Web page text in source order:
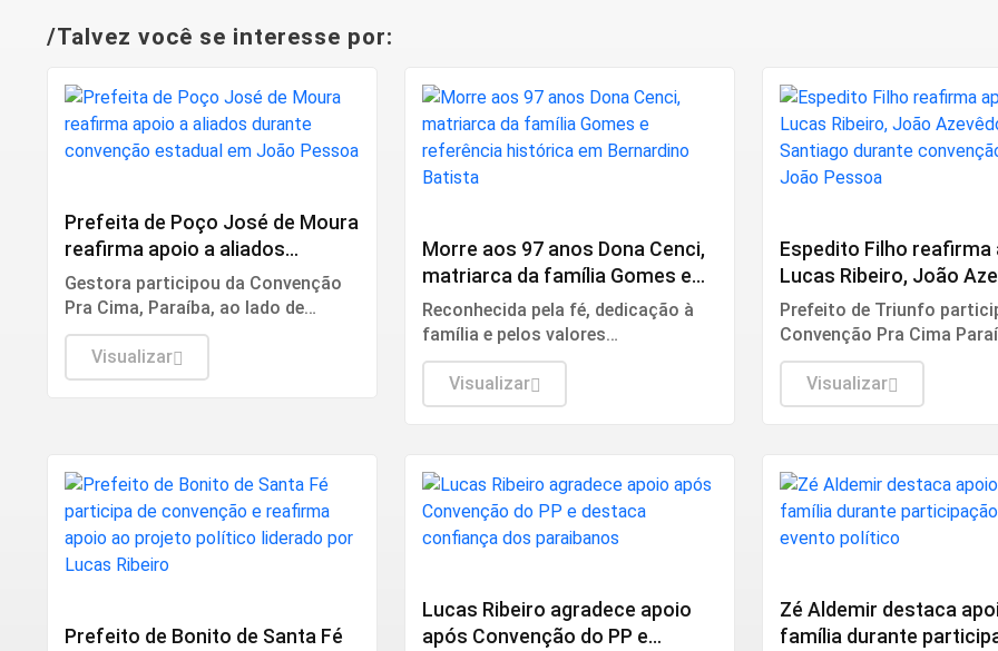
/Talvez você se interesse por:
Prefeita de Poço José de Moura
reafirma apoio a aliados
durante convenção estadual em
João Pessoa
Gestora participou da Convenção
Pra Cima, Paraíba, ao lado de
lideranças políticas e declarou
apoio às candidaturas de Lucas
Ribeiro, João Azevêdo, Wilson
Visualizar
Morre aos 97 anos Dona Cenci,
matriarca da família Gomes e
referência histórica em
Bernardino Batista
Reconhecida pela fé, dedicação à
família e pelos valores
transmitidos às gerações, Dona
Vicença Emília de Jesus foi
sepultada após missa celebrada na
Visualizar
Espedito Filho reafirma
Lucas Ribeiro, João
Wilson Santiago
convenção em João
Prefeito de Triunfo
Convenção Pra Cima
lado de vereadores e
políticas, reforçando o
alinhamento com o grupo
Visualizar
Prefeito de Bonito de Santa Fé
Lucas Ribeiro agradece apoio
após Convenção do PP e
Zé Aldemir destaca
família durante